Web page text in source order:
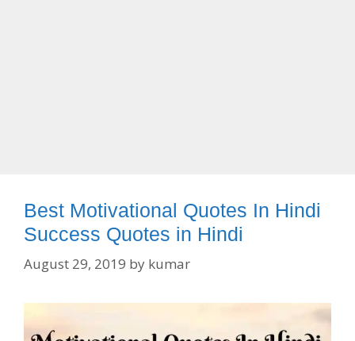
Best Motivational Quotes In Hindi
Success Quotes in Hindi
August 29, 2019 by kumar